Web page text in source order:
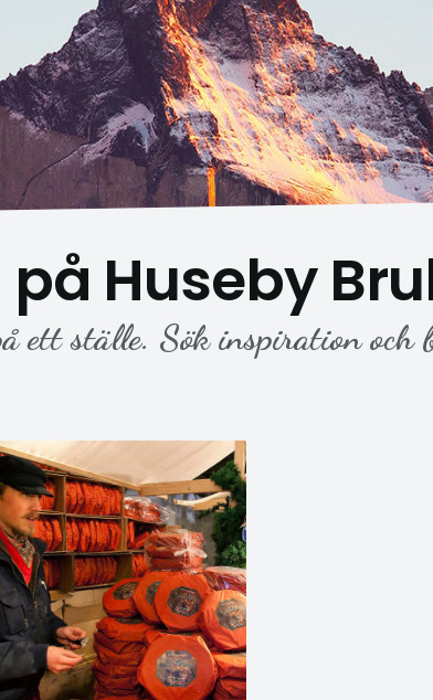
Huseby
ett ställe. Sök inspiration och